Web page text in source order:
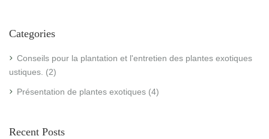
Categories
Conseils pour la plantation et l'entretien des plantes exotiques
rustiques. (2)
Présentation de plantes exotiques (4)
Recent Posts